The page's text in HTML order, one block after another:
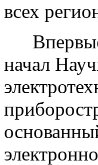
всех
начал